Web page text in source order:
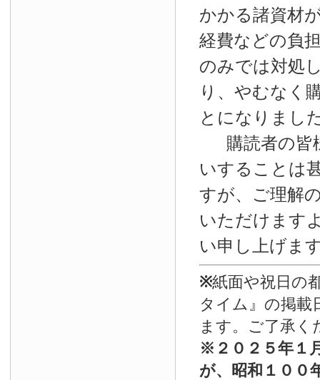
かかる諸資材
経費などの負
のみでは対処
り、やむなく
とになりまし
購読者の皆
いすることは
すが、ご理解
いただけます
い申し上げま
※紙面や祝日の
タイム』の掲載
ます。ご了承く
※ ２０２５年１
が、昭和１００